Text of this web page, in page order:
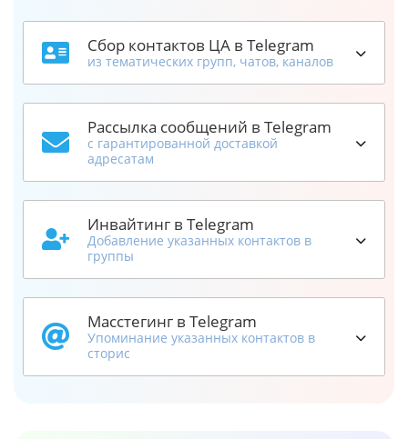
Сбор контактов ЦА в Telegram
из тематических групп, чатов, каналов
Рассылка сообщений в Telegram
с гарантированной доставкой
адресатам
Инвайтинг в Telegram
Добавление указанных контактов в
группы
Масстегинг в Telegram
Упоминание указанных контактов в
сторис